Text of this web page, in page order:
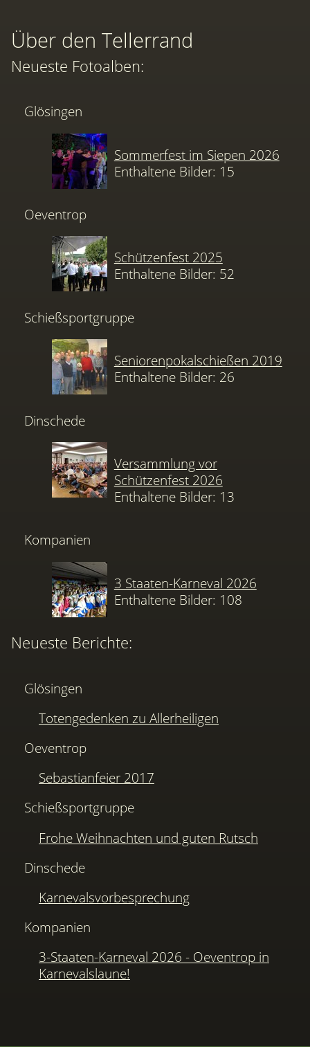
Über den Tellerrand
Neueste Fotoalben:
Glösingen
Sommerfest im Siepen 2026
Enthaltene Bilder: 15
Oeventrop
Schützenfest 2025
Enthaltene Bilder: 52
Schießsportgruppe
Seniorenpokalschießen 2019
Enthaltene Bilder: 26
Dinschede
Versammlung vor
Schützenfest 2026
Enthaltene Bilder: 13
Kompanien
3 Staaten-Karneval 2026
Enthaltene Bilder: 108
Neueste Berichte:
Glösingen
Totengedenken zu Allerheiligen
Oeventrop
Sebastianfeier 2017
Schießsportgruppe
Frohe Weihnachten und guten Rutsch
Dinschede
Karnevalsvorbesprechung
Kompanien
3-Staaten-Karneval 2026 - Oeventrop in
Karnevalslaune!